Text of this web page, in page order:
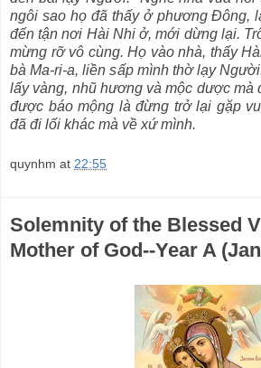
ngôi sao họ đã thấy ở phương Đông,
đến tận nơi Hài Nhi ở, mới dừng lại.
mừng rỡ vô cùng. Họ vào nhà, thấy
bà Ma-ri-a, liền sấp mình thờ lạy
lấy vàng, nhũ hương và mộc dược mà
được báo mộng là đừng trở lại gặp
đã đi lối khác mà về xứ mình.
quynhm at 22:55
Solemnity of the Blessed
Mother of God--Year A